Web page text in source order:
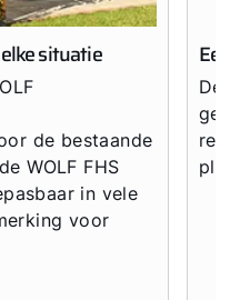
situatie
de bestaande
WOLF FHS
in vele
voor
De